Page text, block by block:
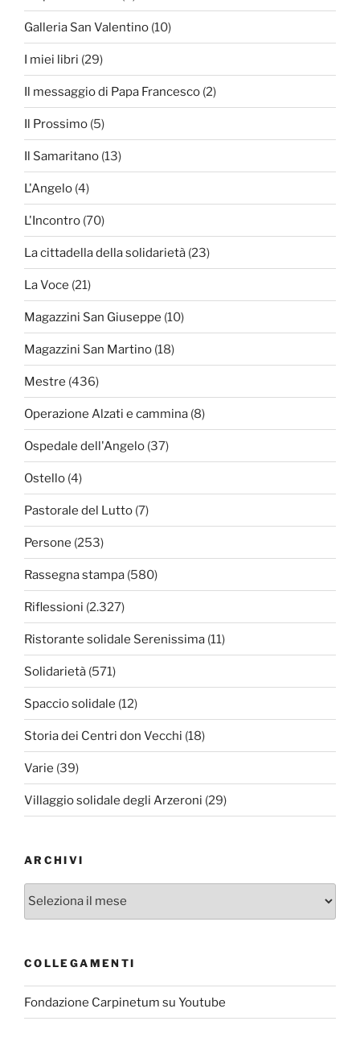
Galleria San Valentino (10)
I miei libri (29)
Il messaggio di Papa Francesco (2)
Il Prossimo (5)
Il Samaritano (13)
L'Angelo (4)
L'Incontro (70)
La cittadella della solidarietà (23)
La Voce (21)
Magazzini San Giuseppe (10)
Magazzini San Martino (18)
Mestre (436)
Operazione Alzati e cammina (8)
Ospedale dell'Angelo (37)
Ostello (4)
Pastorale del Lutto (7)
Persone (253)
Rassegna stampa (580)
Riflessioni (2.327)
Ristorante solidale Serenissima (11)
Solidarietà (571)
Spaccio solidale (12)
Storia dei Centri don Vecchi (18)
Varie (39)
Villaggio solidale degli Arzeroni (29)
ARCHIVI
Archivi
COLLEGAMENTI
Fondazione Carpinetum su Youtube